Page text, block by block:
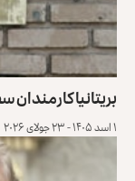
بریتانیا کارمندان
۱ اسد ۱۴۰۵ - ۲۳ جولای ۲۰۲۶